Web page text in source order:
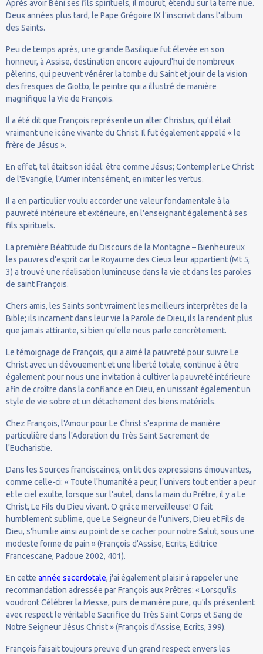
Après avoir Béni ses fils spirituels, il mourut, étendu sur la terre nue.
Deux années plus tard, le Pape Grégoire IX l'inscrivit dans l'album
des Saints.
Peu de temps après, une grande Basilique fut élevée en son
honneur, à Assise, destination encore aujourd'hui de nombreux
pèlerins, qui peuvent vénérer la tombe du Saint et jouir de la vision
des fresques de Giotto, le peintre qui a illustré de manière
magnifique la Vie de François.
Il a été dit que François représente un alter Christus, qu'il était
vraiment une icône vivante du Christ. Il fut également appelé « le
frère de Jésus ».
En effet, tel était son idéal: être comme Jésus; Contempler Le Christ
de l'Evangile, l'Aimer intensément, en imiter les vertus.
Il a en particulier voulu accorder une valeur fondamentale à la
pauvreté intérieure et extérieure, en l'enseignant également à ses
fils spirituels.
La première Béatitude du Discours de la Montagne – Bienheureux
les pauvres d'esprit car le Royaume des Cieux leur appartient (Mt 5,
3) a trouvé une réalisation lumineuse dans la vie et dans les paroles
de saint François.
Chers amis, les Saints sont vraiment les meilleurs interprètes de la
Bible; ils incarnent dans leur vie la Parole de Dieu, ils la rendent plus
que jamais attirante, si bien qu'elle nous parle concrètement.
Le témoignage de François, qui a aimé la pauvreté pour suivre Le
Christ avec un dévouement et une liberté totale, continue à être
également pour nous une invitation à cultiver la pauvreté intérieure
afin de croître dans la confiance en Dieu, en unissant également un
style de vie sobre et un détachement des biens matériels.
Chez François, l'Amour pour Le Christ s'exprima de manière
particulière dans l'Adoration du Très Saint Sacrement de
l'Eucharistie.
Dans les Sources franciscaines, on lit des expressions émouvantes,
comme celle-ci: « Toute l'humanité a peur, l'univers tout entier a peur
et le ciel exulte, lorsque sur l'autel, dans la main du Prêtre, il y a Le
Christ, Le Fils du Dieu vivant. O grâce merveilleuse! O fait
humblement sublime, que Le Seigneur de l'univers, Dieu et Fils de
Dieu, s'humilie ainsi au point de se cacher pour notre Salut, sous une
modeste forme de pain » (François d'Assise, Ecrits, Editrice
Francescane, Padoue 2002, 401).
En cette année sacerdotale, j'ai également plaisir à rappeler une
recommandation adressée par François aux Prêtres: « Lorsqu'ils
voudront Célébrer la Messe, purs de manière pure, qu'ils présentent
avec respect le véritable Sacrifice du Très Saint Corps et Sang de
Notre Seigneur Jésus Christ » (François d'Assise, Ecrits, 399).
François faisait toujours preuve d'un grand respect envers les